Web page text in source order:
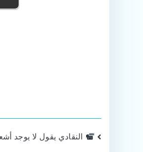
تصفّحالنقادي يقول لا يوجد